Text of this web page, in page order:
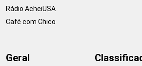
Rádio AcheiUSA
Café com Chico
Geral